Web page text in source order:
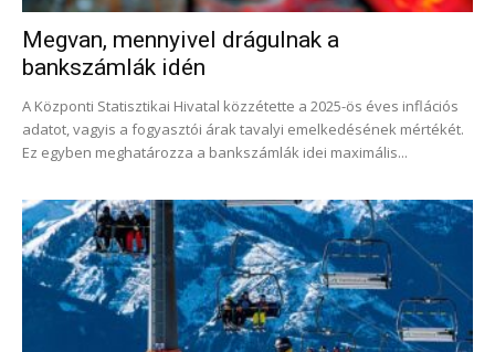
Megvan, mennyivel drágulnak a
bankszámlák idén
A Központi Statisztikai Hivatal közzétette a 2025-ös éves inflációs
adatot, vagyis a fogyasztói árak tavalyi emelkedésének mértékét.
Ez egyben meghatározza a bankszámlák idei maximális...